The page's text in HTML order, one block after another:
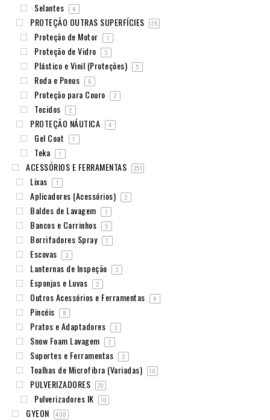
Selantes 4
PROTEÇÃO OUTRAS SUPERFÍCIES 39
Proteção de Motor 1
Proteção de Vidro 3
Plástico e Vinil (Proteções) 5
Roda e Pneus 6
Proteção para Couro 2
Tecidos 2
PROTEÇÃO NÁUTICA 4
Gel Coat 1
Teka 1
ACESSÓRIOS E FERRAMENTAS 251
Lixas 1
Aplicadores (Acessórios) 2
Baldes de Lavagem 1
Bancos e Carrinhos 5
Borrifadores Spray 1
Escovas 3
Lanternas de Inspeção 3
Esponjas e Luvas 2
Outros Acessórios e Ferramentas 4
Pincéis 8
Pratos e Adaptadores 3
Snow Foam Lavagem 2
Suportes e Ferramentas 2
Toalhas de Microfibra (Variadas) 10
PULVERIZADORES 20
Pulverizadores IK 10
GYEON 408